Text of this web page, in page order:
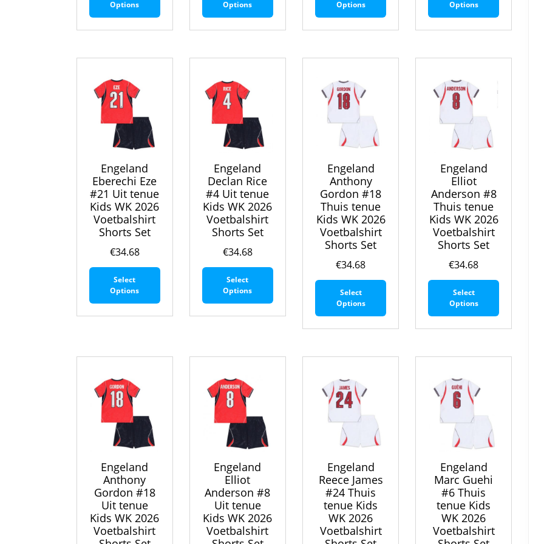
Options
Options
Options
Options
Engeland
Eberechi Eze
#21 Uit tenue
Kids WK 2026
Voetbalshirt
Shorts Set
€34.68
Select
Options
Dit
Engeland
Declan Rice
#4 Uit tenue
Kids WK 2026
Voetbalshirt
Shorts Set
€34.68
Select
Options
Dit
Engeland
Anthony
Gordon #18
Thuis tenue
Kids WK 2026
Voetbalshirt
Shorts Set
€34.68
Select
Options
Dit
Engeland
Elliot
Anderson #8
Thuis tenue
Kids WK 2026
Voetbalshirt
Shorts Set
€34.68
Select
Options
Dit
Engeland
Anthony
Gordon #18
Uit tenue
Kids WK 2026
Voetbalshirt
Engeland
Elliot
Anderson #8
Uit tenue
Kids WK 2026
Voetbalshirt
Engeland
Reece James
#24 Thuis
tenue Kids
WK 2026
Voetbalshirt
Engeland
Marc Guehi
#6 Thuis
tenue Kids
WK 2026
Voetbalshirt